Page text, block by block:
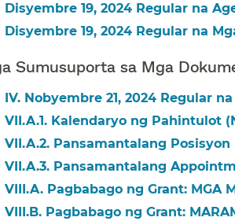
Disyembre 19, 2024 Regular na
Disyembre 19, 2024 Regular na
Sumusuporta sa Mga
IV. Nobyembre 21, 2024 Regular
VII.A.1. Kalendaryo ng Pahintulot
VII.A.2. Pansamantalang
VII.A.3. Pansamantalang
VIII.A. Pagbabago ng Grant: MGA
VIII.B. Pagbabago ng Grant: